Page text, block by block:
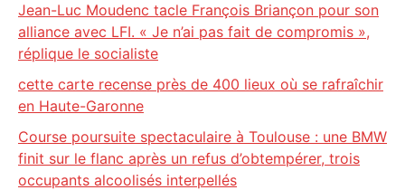
Jean-Luc Moudenc tacle François Briançon pour son
alliance avec LFI. « Je n’ai pas fait de compromis »,
réplique le socialiste
cette carte recense près de 400 lieux où se rafraîchir
en Haute-Garonne
Course poursuite spectaculaire à Toulouse : une BMW
finit sur le flanc après un refus d’obtempérer, trois
occupants alcoolisés interpellés